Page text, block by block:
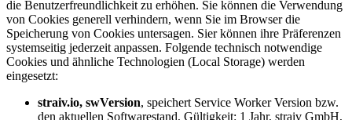
die Benutzerfreundlichkeit zu erhöhen. Sie können die Verwendung
von Cookies generell verhindern, wenn Sie im Browser die
Speicherung von Cookies untersagen. Sier können ihre Präferenzen
systemseitig jederzeit anpassen. Folgende technisch notwendige
Cookies und ähnliche Technologien (Local Storage) werden
eingesetzt:
straiv.io, swVersion, speichert Service Worker Version bzw.
den aktuellen Softwarestand, Gültigkeit: 1 Jahr, straiv GmbH,